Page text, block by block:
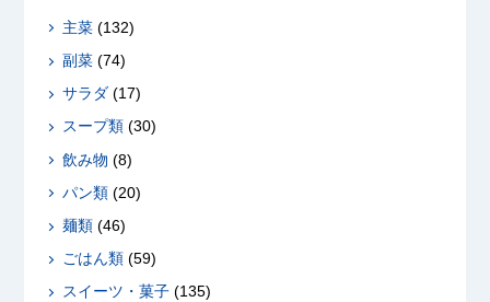
主菜(132)
副菜(74)
サラダ(17)
スープ類(30)
飲み物 (8)
パン類(20)
麺類(46)
ごはん類(59)
スイーツ・菓子(135)